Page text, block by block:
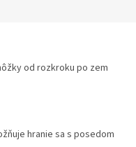
od rozkroku po zem
hranie sa s posedom